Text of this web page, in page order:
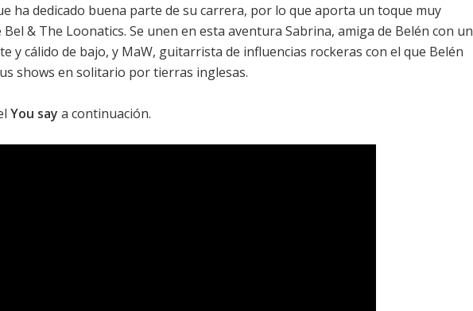
ha dedicado buena parte de su carrera, por lo que aporta un toque muy
& The Loonatics. Se unen en esta aventura Sabrina, amiga de Belén con un
y cálido de bajo, y MaW, guitarrista de influencias rockeras con el que Belén
shows en solitario por tierras inglesas.
You say a continuación.